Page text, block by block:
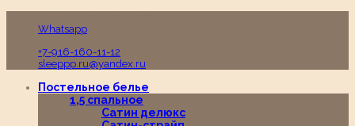
Whatsapp
+7-916-160-11-12
sleeppp.ru@yandex.ru
Постельное белье
1,5 спальное
Сатин делюкс